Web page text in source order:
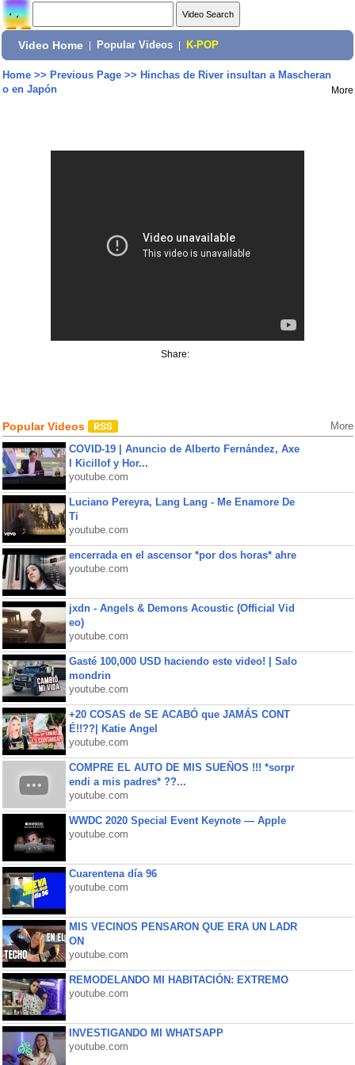
Video Home Popular Videos K-POP
Home>> Previous Page>> Hinchas de River insultan a Mascheran
o en Japón
More
Share:
Popular Videos More
COVID-19 | Anuncio de Alberto Fernández, Axe
l Kicillof y Hor...
youtube.com
Luciano Pereyra, Lang Lang - Me Enamore De
Ti
youtube.com
encerrada en el ascensor *por dos horas* ahre
youtube.com
jxdn - Angels & Demons Acoustic (Official Vid
eo)
youtube.com
Gasté 100,000 USD haciendo este video! | Salo
mondrin
youtube.com
+20 COSAS de SE ACABÓ que JAMÁS CONT
É!!??| Katie Angel
youtube.com
COMPRE EL AUTO DE MIS SUEÑOS !!! *sorpr
endi a mis padres* ??...
youtube.com
WWDC 2020 Special Event Keynote — Apple
youtube.com
Cuarentena día 96
youtube.com
MIS VECINOS PENSARON QUE ERA UN LADR
ON
youtube.com
REMODELANDO MI HABITACIÓN: EXTREMO
youtube.com
INVESTIGANDO MI WHATSAPP
youtube.com